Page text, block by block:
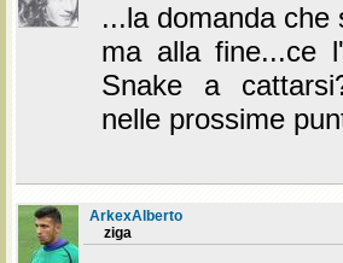
...la domanda che
ma alla fine...ce
Snake a
nelle prossime
ArkexAlberto
ziga